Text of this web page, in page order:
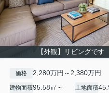
【外観】リビングで
価格 2,280万円～2,380万円
建物面積95.58㎡～
土地面積